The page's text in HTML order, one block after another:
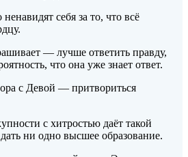
себя за то, что всё
— лучше ответить правду,
что она уже знает ответ.
с Девой — притвориться
с хитростью даёт такой
ни одно высшее образование.